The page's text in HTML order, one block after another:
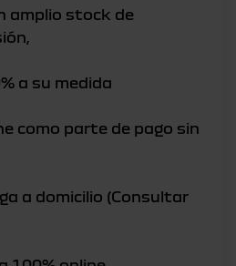
amplio stock de
a su medida
como parte de pago sin
a domicilio (Consultar